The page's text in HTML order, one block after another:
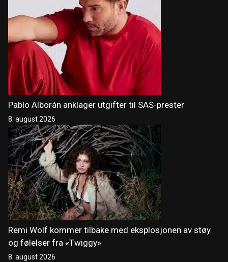
Pablo Alborán anklager utgifter til SAS-prester
8. august 2026
Remi Wolf kommer tilbake med eksplosjonen av støy
og følelser fra «Twiggy»
8. august 2026